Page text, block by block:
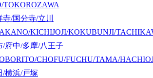
/国分寺/立川
KICHIJOJI/KOKUBUNJI/
/府中/多摩/八王子
CHOFU/FUCHU/TAMA/
/横浜/戸塚